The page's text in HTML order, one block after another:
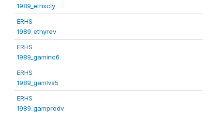
1989_ethxcly
ERHS
1989_ethyrev
ERHS
1989_gaminc6
ERHS
1989_gamlvs5
ERHS
1989_gamprodv